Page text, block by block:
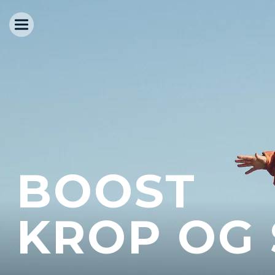
BOOST
KROP OG